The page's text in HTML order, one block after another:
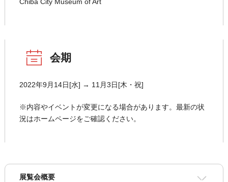
Chiba City Museum of Art
会期
2022年9月14日[水] → 11月3日[木・祝]
※内容やイベントが変更になる場合があります。最新の状
況はホームページをご確認ください。
展覧会概要